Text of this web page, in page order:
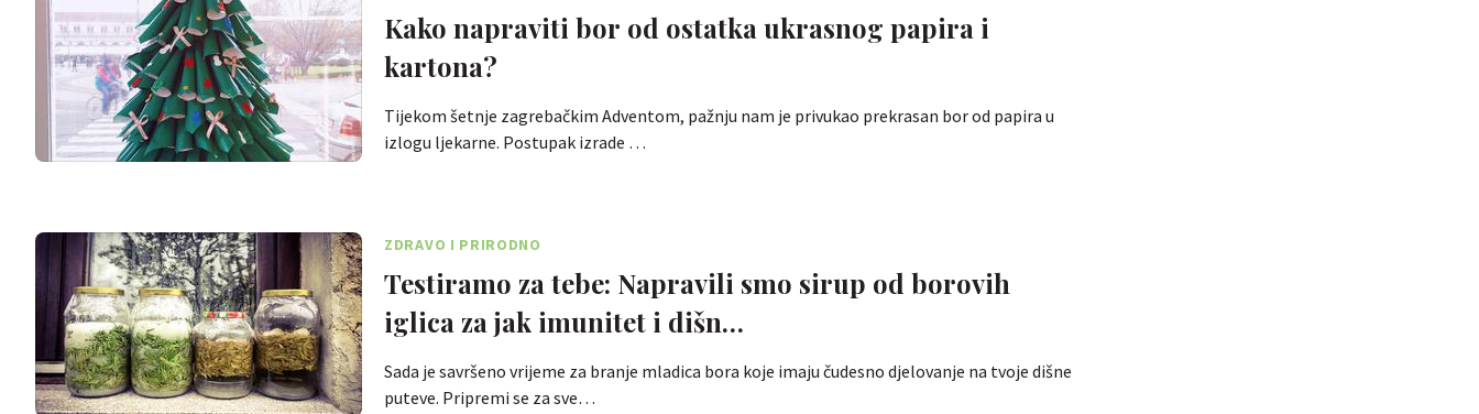
Kako napraviti bor od ostatka ukrasnog papira i
kartona?
Tijekom šetnje zagrebačkim Adventom, pažnju nam je privukao prekrasan bor od papira u
izlogu ljekarne. Postupak izrade …
ZDRAVO I PRIRODNO
Testiramo za tebe: Napravili smo sirup od borovih
iglica za jak imunitet i dišn…
Sada je savršeno vrijeme za branje mladica bora koje imaju čudesno djelovanje na tvoje dišne
puteve. Pripremi se za sve…